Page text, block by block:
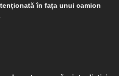
în fața unui camion